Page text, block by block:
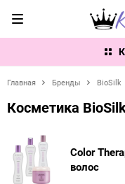
Главная Бренды BioSilk
Косметика
Color
волос